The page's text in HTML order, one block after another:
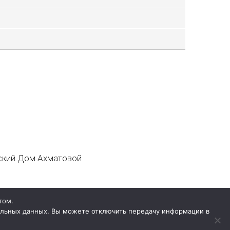
Дом Ахматовой
данных. Вы можете отключить передачу информации в